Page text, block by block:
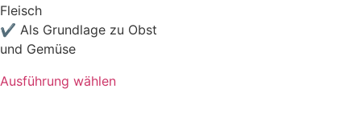
Fleisch
✔ Als Grundlage zu Obst
und Gemüse
Ausführung wählen